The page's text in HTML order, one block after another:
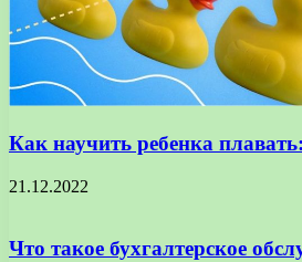
Как научить ребенка
21.12.2022
Что такое бухгалтерское